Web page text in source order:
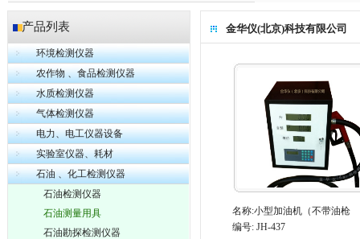
产品列表
环境检测仪器
农作物 、食品检测仪器
水质检测仪器
气体检测仪器
电力、电工仪器设备
实验室仪器、耗材
石油 、化工检测仪器
石油检测仪器
石油测量用具
石油勘探检测仪器
金华仪(北京)科技有限公司
名称:小型加油机（不带油枪
编号: JH-437